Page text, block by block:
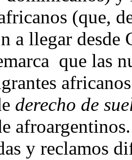
(que,
a llegar desde
que las
derecho de
y reclamos